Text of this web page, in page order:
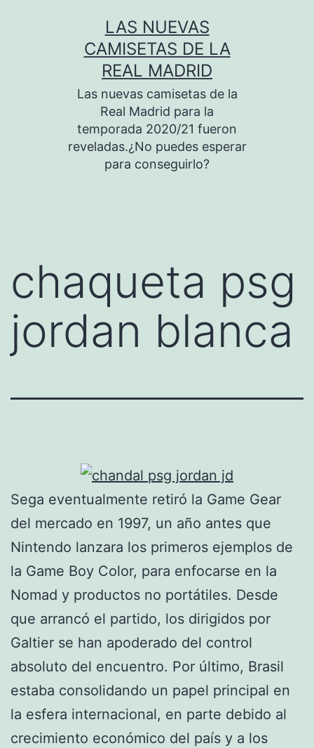
LAS NUEVAS
CAMISETAS DE LA
REAL MADRID
Las nuevas camisetas de la
Real Madrid para la
temporada 2020/21 fueron
reveladas.¿No puedes esperar
para conseguirlo?
chaqueta psg
jordan blanca
Sega eventualmente retiró la Game Gear
del mercado en 1997, un año antes que
Nintendo lanzara los primeros ejemplos de
la Game Boy Color, para enfocarse en la
Nomad y productos no portátiles. Desde
que arrancó el partido, los dirigidos por
Galtier se han apoderado del control
absoluto del encuentro. Por último, Brasil
estaba consolidando un papel principal en
la esfera internacional, en parte debido al
crecimiento económico del país y a los